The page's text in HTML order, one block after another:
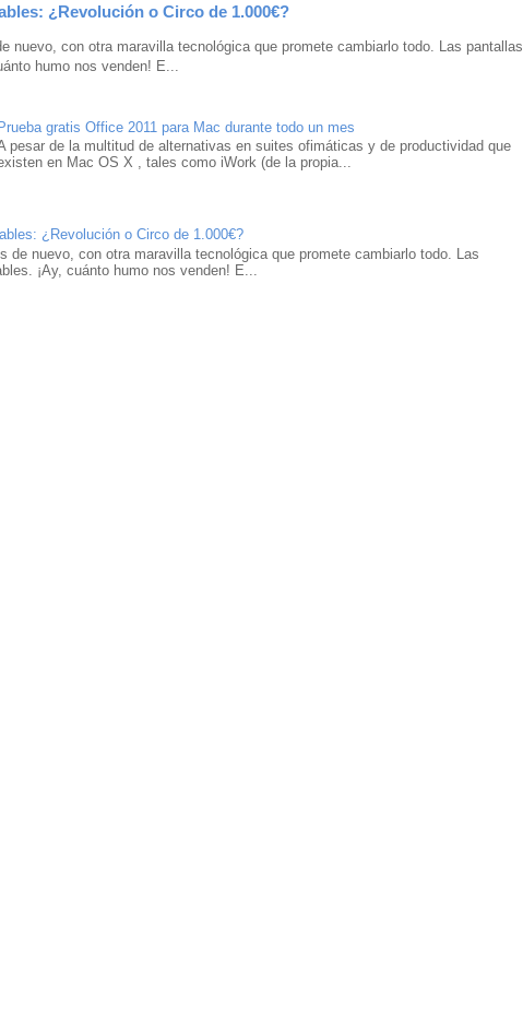
¿Revolución o Circo de 1.000€?
nuevo, con otra maravilla tecnológica que promete cambiarlo todo. Las pantallas
humo nos venden! E...
Prueba gratis Office 2011 para Mac durante todo un mes
pesar de la multitud de alternativas en suites ofimáticas y de productividad que
en Mac OS X , tales como iWork (de la propia...
¿Revolución o Circo de 1.000€?
de nuevo, con otra maravilla tecnológica que promete cambiarlo todo. Las
¡Ay, cuánto humo nos venden! E...